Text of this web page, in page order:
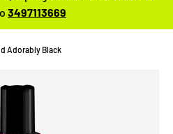
3497113669
Adorably Black